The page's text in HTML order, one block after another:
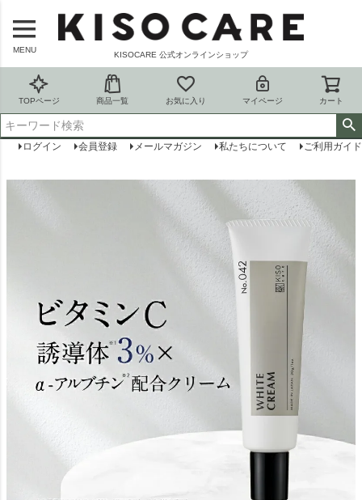
MENU
KISOCARE 公式オンラインショップ
TOPページ 商品一覧 お気に入り マイページ カート
ログイン 会員登録 メールマガジン 私たちについて ご利用ガイド